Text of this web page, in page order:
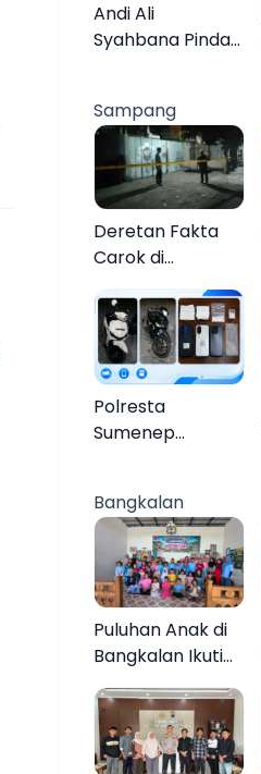
Lebih Jelas
Andi Ali
Syahbana Pindah
Sampang
Deretan Fakta
Carok di
60 Tahun Duel
Melawan 2 Pria
Polresta
Sumenep
Sampang, Tiga
Pengedar
Ditangkap
Bangkalan
Puluhan Anak di
Bangkalan Ikuti
Lomba Mewarnai
Bertema Liburan
Keluarga